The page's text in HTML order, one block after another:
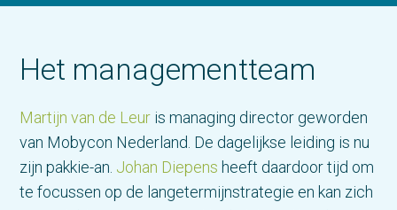
Het managementteam
Martijn van de Leur is managing director geworden
van Mobycon Nederland. De dagelijkse leiding is nu
zijn pakkie-an. Johan Diepens heeft daardoor tijd om
te focussen op de langetermijnstrategie en kan zich